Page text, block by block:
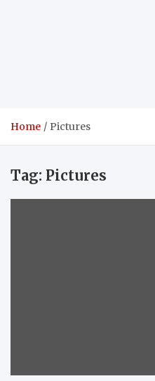
Home Pictures
Tag: Pictures